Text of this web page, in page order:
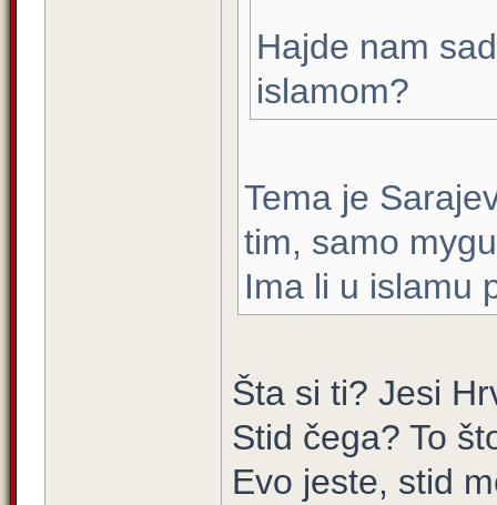
Hajde nam
islamom?
Tema je
tim, samo
Ima li u islamu
Šta si ti? Jesi
Stid čega? To
Evo jeste, stid